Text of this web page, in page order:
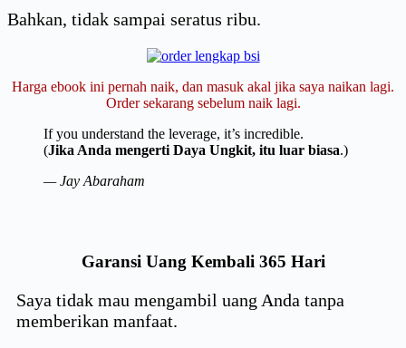
Bahkan, tidak sampai seratus ribu.
Harga ebook ini pernah naik, dan masuk akal jika saya naikan lagi.
Order sekarang sebelum naik lagi.
If you understand the leverage, it’s incredible.
(Jika Anda mengerti Daya Ungkit, itu luar biasa.)
— Jay Abaraham
Garansi Uang Kembali 365 Hari
Saya tidak mau mengambil uang Anda tanpa
memberikan manfaat.